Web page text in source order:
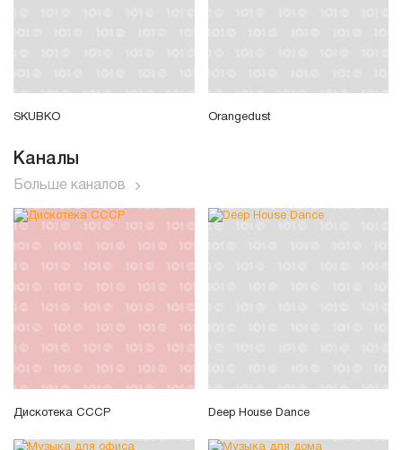
SKUBKO Orangedust
Каналы
Больше каналов
Дискотека СССР Deep House Dance